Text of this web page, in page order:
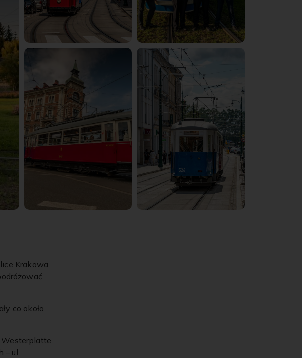
Krakowa
co około
Westerplatte
– ul.